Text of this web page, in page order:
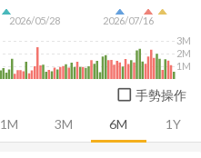
1M 3M 6M 1Y
2026/05/28 2026/07/16
1M
2M
3M
手勢操作